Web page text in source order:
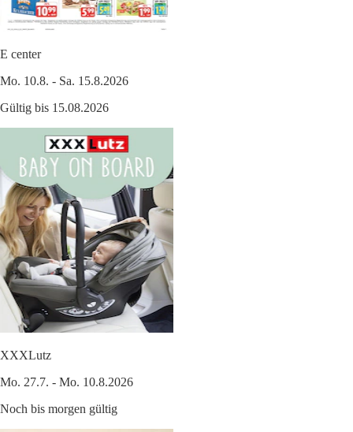
E center
Mo. 10.8. - Sa. 15.8.2026
Gültig bis 15.08.2026
XXXLutz
Mo. 27.7. - Mo. 10.8.2026
Noch bis morgen gültig